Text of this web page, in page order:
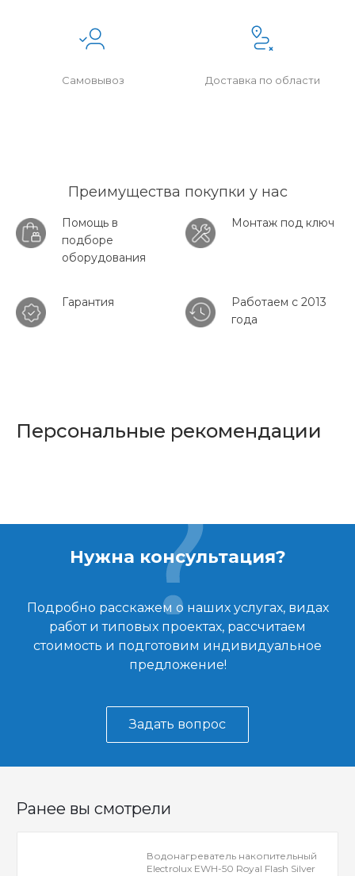
Самовывоз Доставка по области
Преимущества покупки у нас
Помощь в
подборе
оборудования
Монтаж под ключ
Гарантия
Работаем с 2013
года
Персональные рекомендации
Нужна консультация?
Подробно расскажем о наших услугах, видах
работ и типовых проектах, рассчитаем
стоимость и подготовим индивидуальное
предложение!
Задать вопрос
Ранее вы смотрели
Водонагреватель накопительный
Electrolux EWH-50 Royal Flash Silver